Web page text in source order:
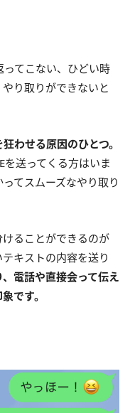
てこない、ひどい時
り取りができないと
わせる原因のひとつ。
送ってくる方はいま
てスムーズなやり取り
ることができるのが
キストの内容を送り
電話や直接会って伝え
です。